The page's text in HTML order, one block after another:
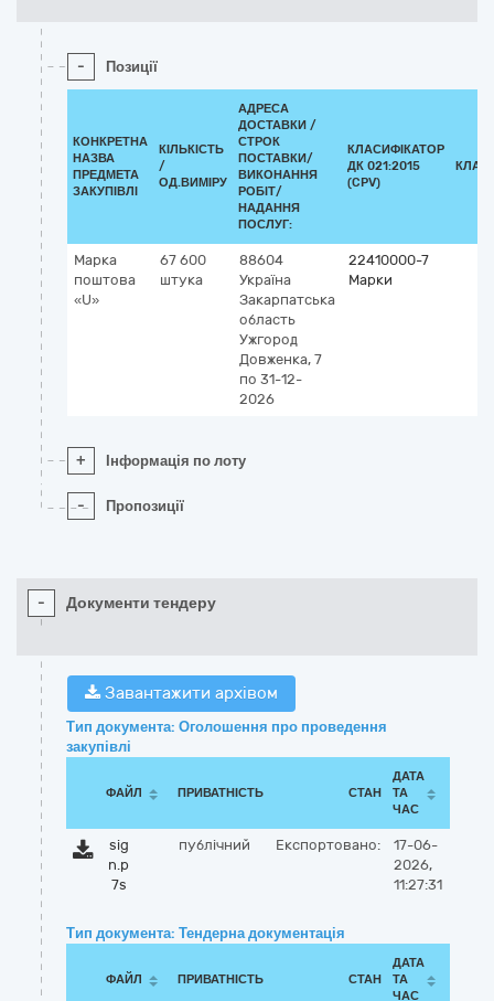
- Позиції
КОНКРЕТНА
НАЗВА
ПРЕДМЕТА
ЗАКУПІВЛІ
КІЛЬКІСТЬ
/
ОД.ВИМІРУ
АДРЕСА
ДОСТАВКИ /
СТРОК
ПОСТАВКИ/
ВИКОНАННЯ
РОБІТ/
НАДАННЯ
ПОСЛУГ:
КЛАСИФІКАТОР
ДК 021:2015
(CPV)
Марка
поштова
«U»
67 600
штука
88604
Україна
Закарпатська
область
Ужгород
Довженка, 7
по 31-12-
2026
22410000-7
Марки
+ Інформація по лоту
- Пропозиції
- Документи тендеру
Завантажити архівом
Тип документа: Оголошення про проведення
закупівлі
ФАЙЛ ПРИВАТНІСТЬ СТАН
ДАТА
ТА
ЧАС
sig
n.p
7s
публічний Експортовано:
17-06-
2026,
11:27:31
Тип документа: Тендерна документація
ФАЙЛ ПРИВАТНІСТЬ СТАН
ДАТА
ТА
ЧАС